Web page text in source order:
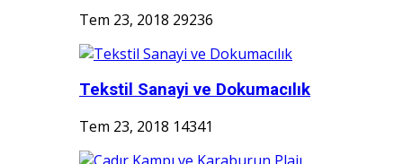
Tem 23, 2018 29236
Tekstil Sanayi ve Dokumacılık
Tem 23, 2018 14341